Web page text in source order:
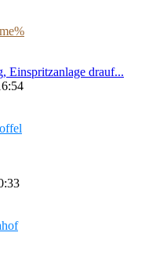
Einspritzanlage drauf...